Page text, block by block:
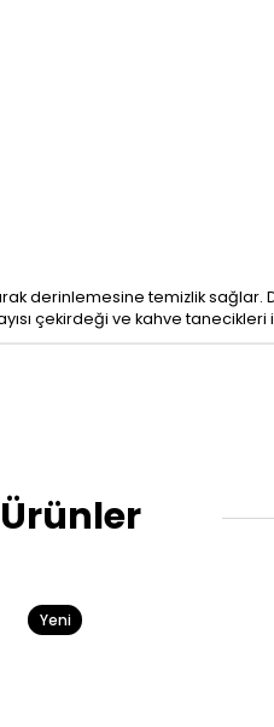
derinlemesine temizlik sağlar.
çekirdeği ve kahve tanecikleri
Yeni